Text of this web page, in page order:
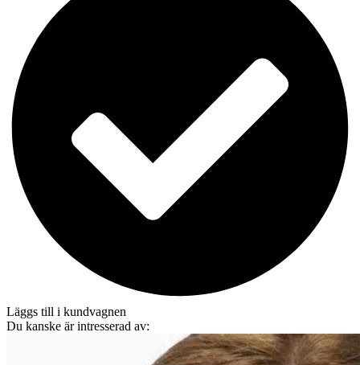
Läggs till i kundvagnen
Du kanske är intresserad av: